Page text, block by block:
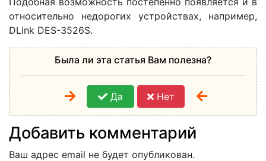
относительно недорогих устройствах, например,
DLink DES-3526S.
Была ли эта статья Вам полезна?
Да Нет
Добавить комментарий
Ваш адрес email не будет опубликован.